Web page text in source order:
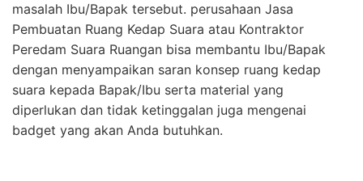
masalah Ibu/Bapak tersebut. perusahaan Jasa
Pembuatan Ruang Kedap Suara atau Kontraktor
Peredam Suara Ruangan bisa membantu Ibu/Bapak
dengan menyampaikan saran konsep ruang kedap
suara kepada Bapak/Ibu serta material yang
diperlukan dan tidak ketinggalan juga mengenai
badget yang akan Anda butuhkan.